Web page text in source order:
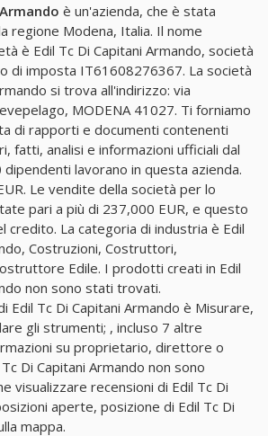
è un'azienda, che è stata
regione Modena, Italia. Il nome
è Edil Tc Di Capitani Armando, società
di imposta IT61608276367. La società
si trova all'indirizzo: via
MODENA 41027. Ti forniamo
di rapporti e documenti contenenti
fatti, analisi e informazioni ufficiali dal
lavorano in questa azienda.
Le vendite della società per lo
pari a più di 237,000 EUR, e questo
credito. La categoria di industria è Edil
Costruzioni, Costruttori,
Edile. I prodotti creati in Edil
non sono stati trovati.
Edil Tc Di Capitani Armando è Misurare,
gli strumenti; , incluso 7 altre
su proprietario, direttore o
Di Capitani Armando non sono
visualizzare recensioni di Edil Tc Di
aperte, posizione di Edil Tc Di
mappa.